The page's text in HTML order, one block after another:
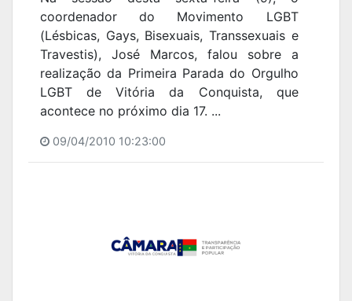
coordenador do Movimento LGBT
(Lésbicas, Gays, Bisexuais, Transsexuais e
Travestis), José Marcos, falou sobre a
realização da Primeira Parada do Orgulho
LGBT de Vitória da Conquista, que
acontece no próximo dia 17. ...
09/04/2010 10:23:00